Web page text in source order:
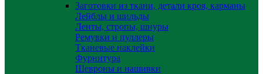
Заготовки из ткани, детали кроя, карманы
Лейблы и шильды
Ленты, стропы, шнуры
Ремувки и пуллеры
Тканевые наклейки
Фурнитура
Шевроны и нашивки